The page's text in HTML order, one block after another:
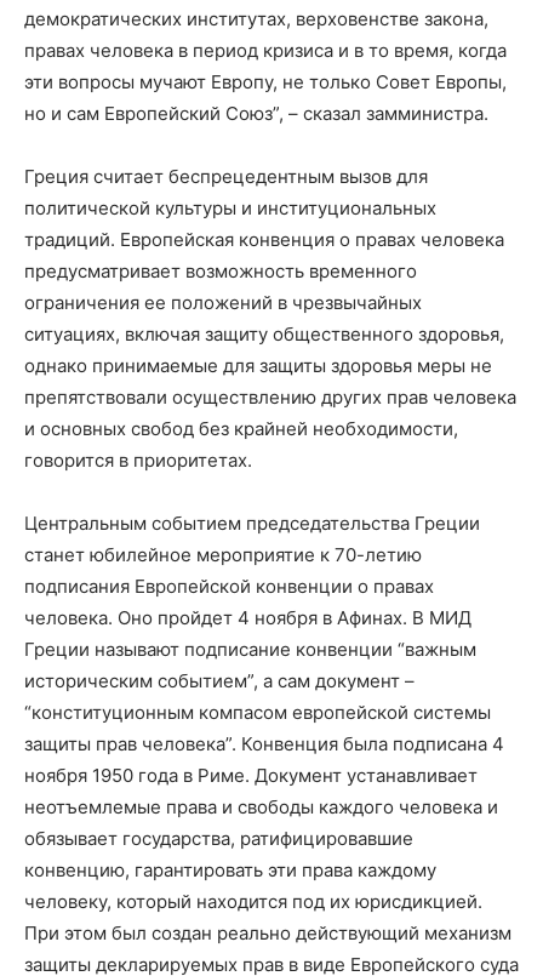
демократических институтах, верховенстве закона,
правах человека в период кризиса и в то время, когда
эти вопросы мучают Европу, не только Совет Европы,
но и сам Европейский Союз”, – сказал замминистра.
Греция считает беспрецедентным вызов для
политической культуры и институциональных
традиций. Европейская конвенция о правах человека
предусматривает возможность временного
ограничения ее положений в чрезвычайных
ситуациях, включая защиту общественного здоровья,
однако принимаемые для защиты здоровья меры не
препятствовали осуществлению других прав человека
и основных свобод без крайней необходимости,
говорится в приоритетах.
Центральным событием председательства Греции
станет юбилейное мероприятие к 70-летию
подписания Европейской конвенции о правах
человека. Оно пройдет 4 ноября в Афинах. В МИД
Греции называют подписание конвенции “важным
историческим событием”, а сам документ –
“конституционным компасом европейской системы
защиты прав человека”. Конвенция была подписана 4
ноября 1950 года в Риме. Документ устанавливает
неотъемлемые права и свободы каждого человека и
обязывает государства, ратифицировавшие
конвенцию, гарантировать эти права каждому
человеку, который находится под их юрисдикцией.
При этом был создан реально действующий механизм
защиты декларируемых прав в виде Европейского суда